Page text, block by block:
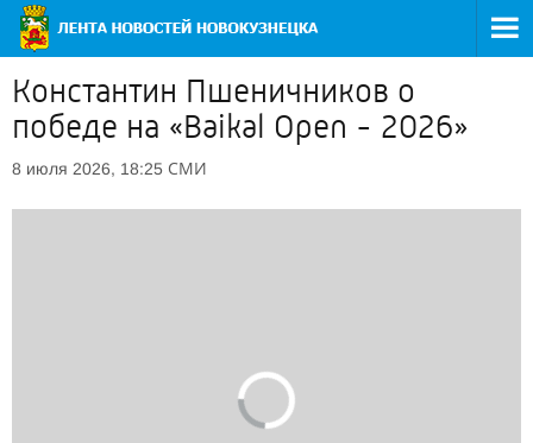
Константин Пшеничников о
победе на «Baikal Open - 2026»
8 июля 2026, 18:25 СМИ